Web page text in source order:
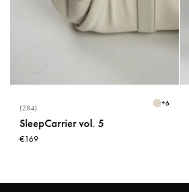
* Niet chemisch reinigen
* Geen wasverzachter gebruiken
* Niet in de droogkast drogen
(284) +6
SleepCarrier vol. 5
€169